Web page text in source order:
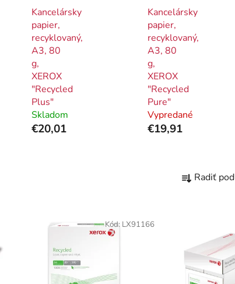
Kancelársky
papier,
recyklovaný,
A3, 80
g,
XEROX
"Recycled
Plus"
Skladom
€20,01
Kancelársky
papier,
recyklovaný,
A3, 80
g,
XEROX
"Recycled
Pure"
Vypredané
€19,91
a
e
p
Radiť
Kód: LX91166